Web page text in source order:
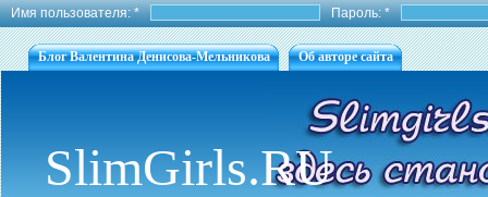
Имя пользователя:* Пароль:*
Блог Валентина Денисова-Мельникова Об авторе сайта
SlimGirls.RU